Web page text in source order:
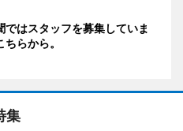
ではスタッフを募集していま
らから。
集